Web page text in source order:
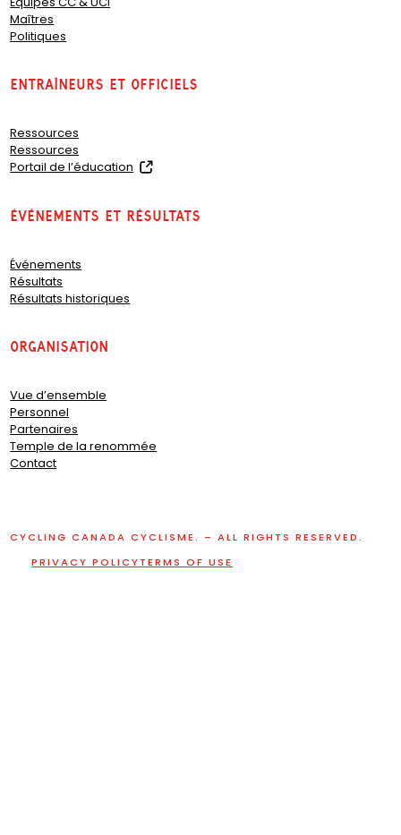
Maîtres
Politiques
Entraîneurs et officiels
Ressources
Ressources
Portail de l’éducation
e
Événements et résultats
Événements
Résultats
Résultats historiques
organisation
Vue d’ensemble
Personnel
Partenaires
Temple de la renommée
Contact
CYCLING CANADA CYCLISME. – ALL RIGHTS RESERVED.
PRIVACY POLICYTERMS OF USE